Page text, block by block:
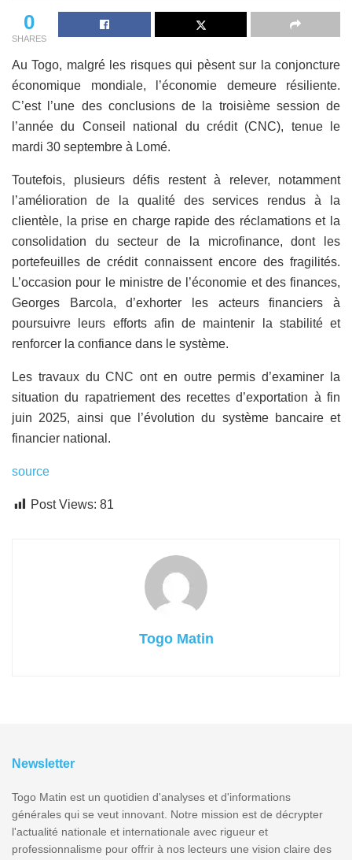
0
SHARES
Au Togo, malgré les risques qui pèsent sur la conjoncture
économique mondiale, l’économie demeure résiliente.
C’est l’une des conclusions de la troisième session de
l’année du Conseil national du crédit (CNC), tenue le
mardi 30 septembre à Lomé.
Toutefois, plusieurs défis restent à relever, notamment
l’amélioration de la qualité des services rendus à la
clientèle, la prise en charge rapide des réclamations et la
consolidation du secteur de la microfinance, dont les
portefeuilles de crédit connaissent encore des fragilités.
L’occasion pour le ministre de l’économie et des finances,
Georges Barcola, d’exhorter les acteurs financiers à
poursuivre leurs efforts afin de maintenir la stabilité et
renforcer la confiance dans le système.
Les travaux du CNC ont en outre permis d’examiner la
situation du rapatriement des recettes d’exportation à fin
juin 2025, ainsi que l’évolution du système bancaire et
financier national.
source
Post Views: 81
Togo Matin
Newsletter
Togo Matin est un quotidien d'analyses et d'informations
générales qui se veut innovant. Notre mission est de décrypter
l'actualité nationale et internationale avec rigueur et
professionnalisme pour offrir à nos lecteurs une vision claire des